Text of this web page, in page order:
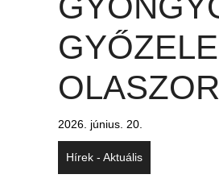
2026. június. 20.
Hírek - Aktuális